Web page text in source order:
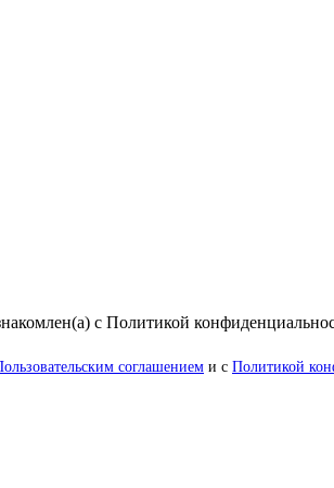
с Политикой
соглашением и с Политикой